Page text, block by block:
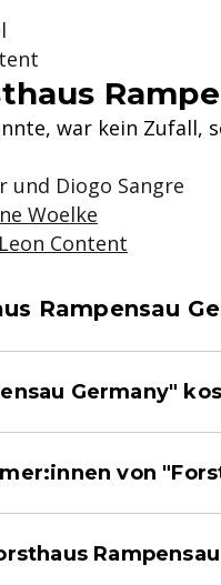
war kein
und Diogo Sangre
Woelke
Content
Rampensau
Germany"
von